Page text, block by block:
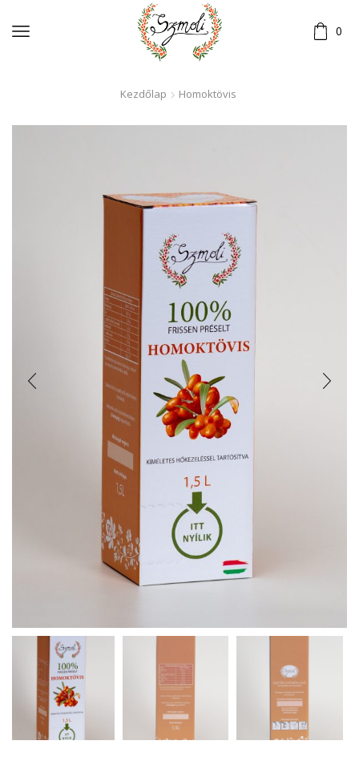
0
Kezdőlap Homoktövis